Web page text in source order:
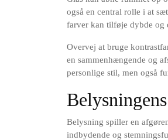
også en central rolle i at
farver kan tilføje dybde og
Overvej at bruge
en sammenhængende og
personlige stil, men også
Belysning spiller en
indbydende og